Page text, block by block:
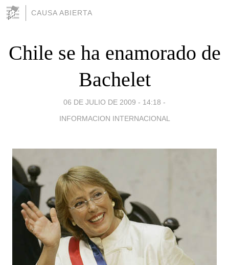
CAUSA ABIERTA
Chile se ha enamorado de
Bachelet
06 DE JULIO DE 2009 - 14:18 -
INFORMACION INTERNACIONAL